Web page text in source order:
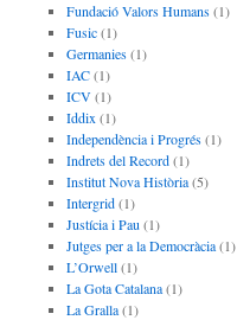
Fundació Valors Humans(1)
Fusic(1)
Germanies(1)
IAC(1)
ICV(1)
Iddix (1)
Independència i Progrés(1)
Indrets del Record(1)
Institut Nova Història(5)
Intergrid(1)
Justícia i Pau (1)
Jutges per a la Democràcia(1)
L’Orwell(1)
La Gota Catalana(1)
La Gralla(1)